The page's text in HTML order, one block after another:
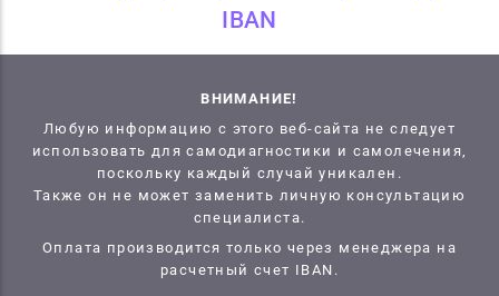
IBAN
ВНИМАНИЕ!
Любую информацию с этого веб-сайта не следует
использовать для самодиагностики и самолечения,
поскольку каждый случай уникален.
Также он не может заменить личную консультацию
специалиста.
Оплата производится только через менеджера на
расчетный счет IBAN.